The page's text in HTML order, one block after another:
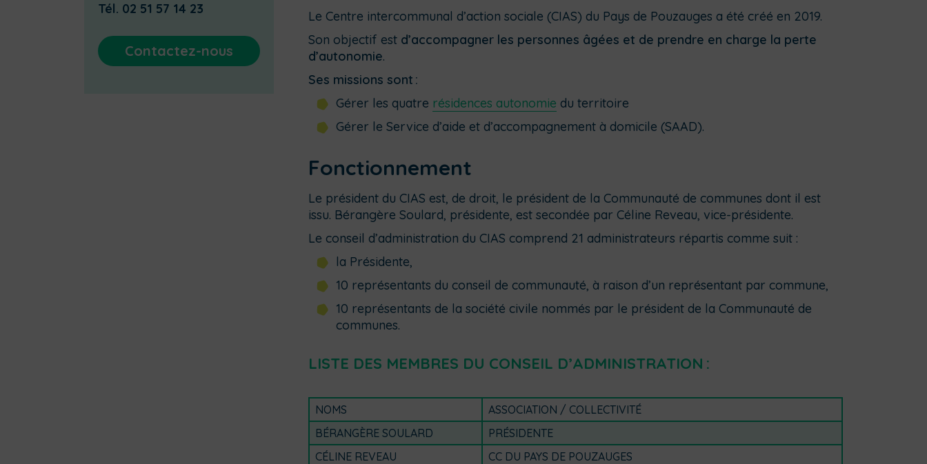
Tél. 02 51 57 14 23
Contactez-nous
Le Centre intercommunal d’action sociale (CIAS) du Pays de Pouzauges a été créé en 2019.
Son objectif est d’accompagner les personnes âgées et de prendre en charge la perte
d’autonomie.
Ses missions sont :
Gérer les quatre résidences autonomie du territoire
Gérer le Service d’aide et d’accompagnement à domicile (SAAD).
Fonctionnement
Le président du CIAS est, de droit, le président de la Communauté de communes dont il est
issu. Bérangère Soulard, présidente, est secondée par Céline Reveau, vice-présidente.
Le conseil d’administration du CIAS comprend 21 administrateurs répartis comme suit :
la Présidente,
10 représentants du conseil de communauté, à raison d’un représentant par commune,
10 représentants de la société civile nommés par le président de la Communauté de
communes.
LISTE DES MEMBRES DU CONSEIL D’ADMINISTRATION :
NOMS
ASSOCIATION / COLLECTIVITÉ
BÉRANGÈRE SOULARD
PRÉSIDENTE
CÉLINE REVEAU
CC DU PAYS DE POUZAUGES